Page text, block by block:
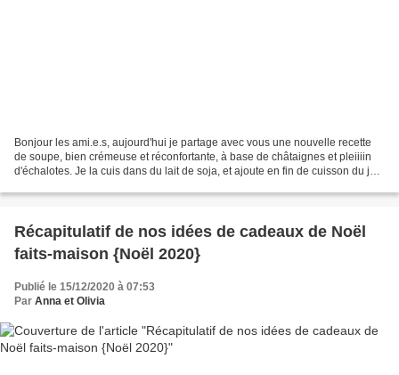
Bonjour les ami.e.s, aujourd'hui je partage avec vous une nouvelle recette
de soupe, bien crémeuse et réconfortante, à base de châtaignes et pleiiiin
d'échalotes. Je la cuis dans du lait de soja, et ajoute en fin de cuisson du jus
Récapitulatif de nos idées de cadeaux de Noël
faits-maison {Noël 2020}
Publié le 15/12/2020 à 07:53
Par Anna et Olivia